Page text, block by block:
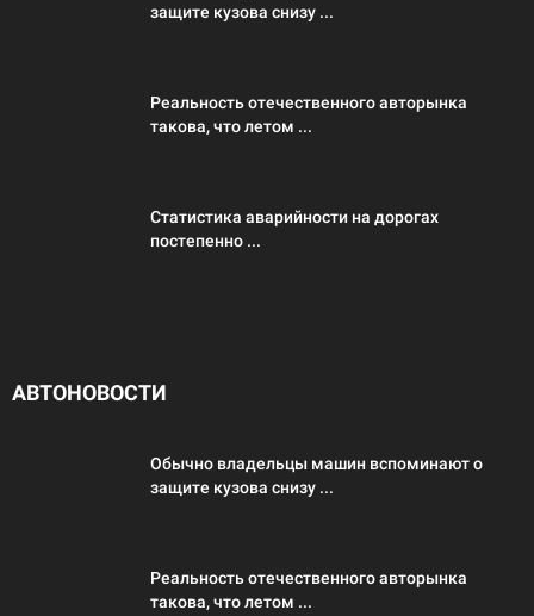
защите кузова снизу ...
Реальность отечественного авторынка
такова, что летом ...
Статистика аварийности на дорогах
постепенно ...
АВТОНОВОСТИ
Обычно владельцы машин вспоминают о
защите кузова снизу ...
Реальность отечественного авторынка
такова, что летом ...